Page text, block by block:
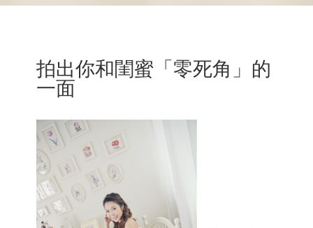
拍出你和閨蜜「零死角」的
一面